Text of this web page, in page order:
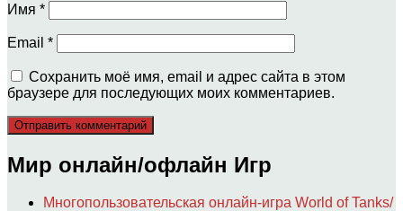
Имя *
Email *
Сохранить моё имя, email и адрес сайта в этом
браузере для последующих моих комментариев.
Мир онлайн/офлайн Игр
Многопользовательская онлайн-игра World of Tanks/